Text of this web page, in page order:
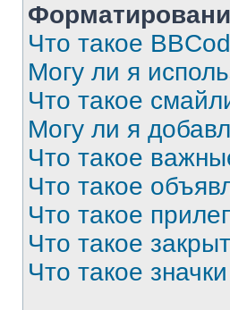
Что такое
Могу ли я
Что такое
Могу ли я
Что такое
Что такое
Что такое
Что такое
Что такое